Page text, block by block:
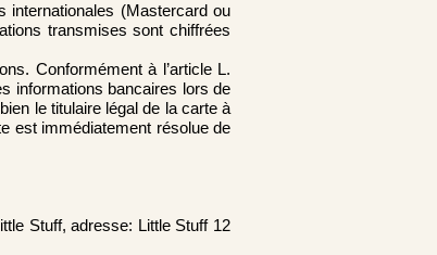
internationales (Mastercard ou
transmises sont chiffrées
Conformément à l’article L.
informations bancaires lors de
le titulaire légal de la carte à
est immédiatement résolue de
Stuff, adresse: Little Stuff 12